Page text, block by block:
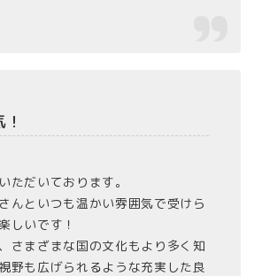
ただいております。
んといつも温かい雰囲気で受けら
しいです！
さまざまな国の文化もより多く知
野も広げられるような充実した良